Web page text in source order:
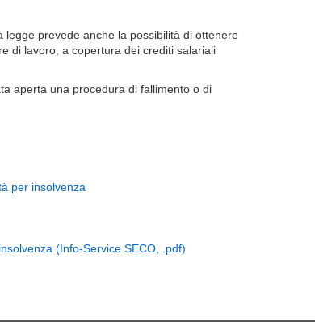
prevede anche la possibilità di ottenere
di lavoro, a copertura dei crediti salariali
aperta una procedura di fallimento o di
per insolvenza
(Info-Service SECO, .pdf)